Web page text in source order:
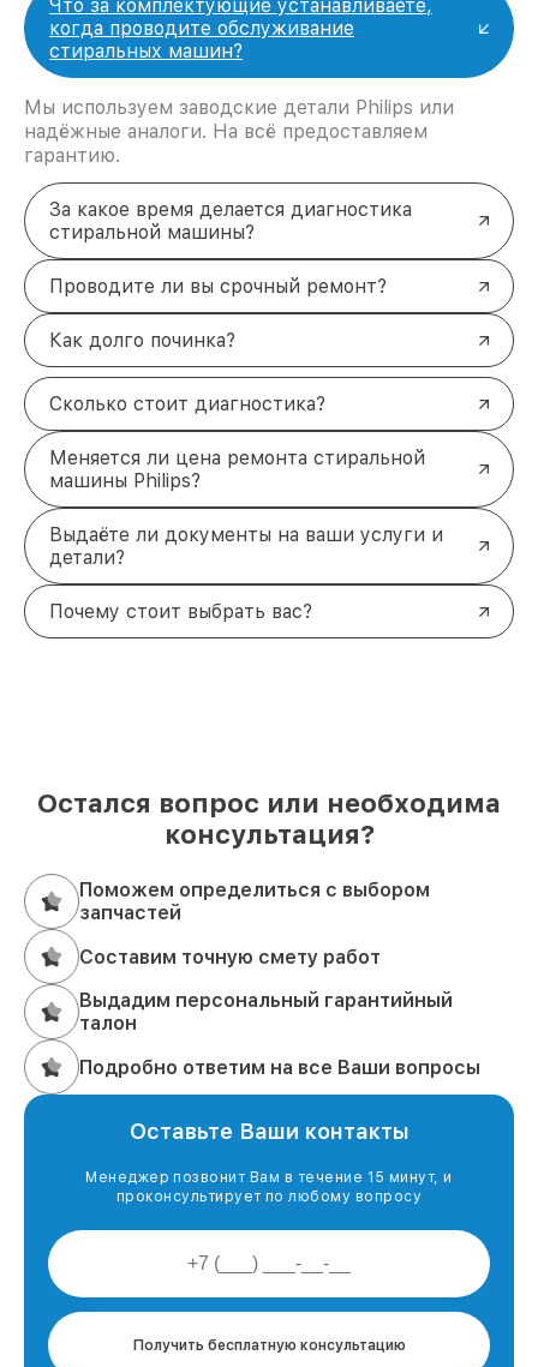
Что за комплектующие устанавливаете,
когда проводите обслуживание
стиральных машин?
Мы используем заводские детали Philips или
надёжные аналоги. На всё предоставляем
гарантию.
За какое время делается диагностика
стиральной машины?
Проводите ли вы срочный ремонт?
Как долго починка?
Сколько стоит диагностика?
Меняется ли цена ремонта стиральной
машины Philips?
Выдаёте ли документы на ваши услуги и
детали?
Почему стоит выбрать вас?
Остался вопрос или необходима
консультация?
Поможем определиться с выбором
запчастей
Составим точную смету работ
Выдадим персональный гарантийный
талон
Подробно ответим на все Ваши вопросы
Оставьте Ваши контакты
Менеджер позвонит Вам в течение 15 минут, и
проконсультирует по любому вопросу
Получить бесплатную консультацию